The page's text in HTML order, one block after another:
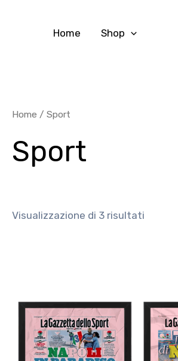
Home Shop
Home / Sport
Sport
Visualizzazione di 3 risultati